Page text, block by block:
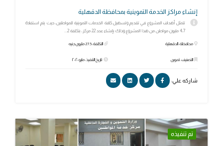
إنشاء مراكز الخدمة التموينية بمحافظة الدقهلية
تتمثل أهداف المشروع في تقديم وتسهيل كافة الخدمات التموينية للمواطنين، حيث يتم استفادة
4،7 مليون مواطن من هذا المشروع وذلك بإنشاء عدد 22 مركز، بتكلفة 2...
محافظة: الدقهلية
التصنيف: تموين
التكلفة: 27.5 مليون جنيه
تاريخ التنفيذ: مايو ٢٠٢٠
شاركه علي:
تم تنفيذه